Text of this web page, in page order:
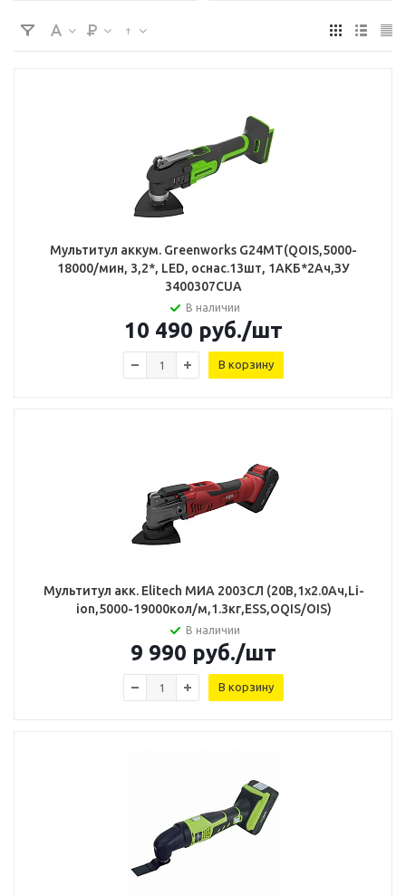
Мультитул аккум. Greenworks G24МТ(QOIS,5000-
18000/мин, 3,2*, LED, оснас.13шт, 1АКБ*2Ач,ЗУ
3400307CUA
В наличии
10 490 руб./шт
В корзину
Мультитул акк. Elitech МИА 2003СЛ (20В,1х2.0Ач,Li-
ion,5000-19000кол/м,1.3кг,ESS,OQIS/OIS)
В наличии
9 990 руб./шт
В корзину